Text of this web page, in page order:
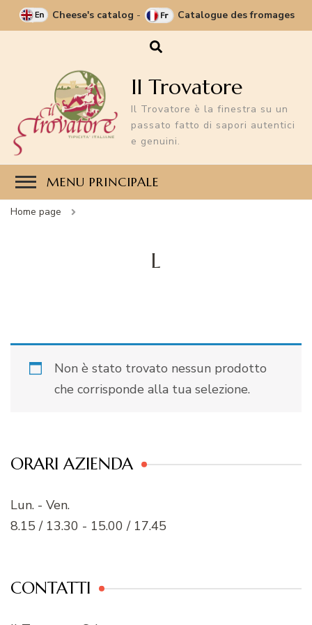
Cheese's catalog - Catalogue des fromages
Il Trovatore
Il Trovatore è la finestra su un
passato fatto di sapori autentici
e genuini.
MENU PRINCIPALE
Home page
L
Non è stato trovato nessun prodotto
che corrisponde alla tua selezione.
ORARI AZIENDA
Lun. - Ven.
8.15 / 13.30 - 15.00 / 17.45
CONTATTI